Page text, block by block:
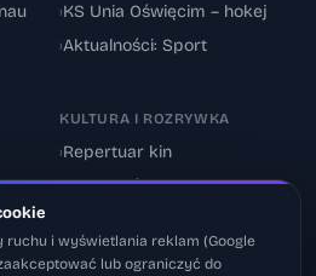
›KS Unia Oświęcim – hokej
›Aktualności: Sport
KULTURA I ROZRYWKA
›Repertuar kin
›Aktualności: Kultura
ruchu i wyświetlania reklam (Google
lub ograniczyć do